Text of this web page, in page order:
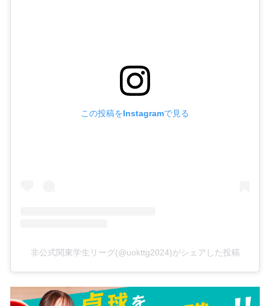
この投稿をInstagramで見る
非公式関東学生リーグ(@uokttg2024)がシェアした投稿